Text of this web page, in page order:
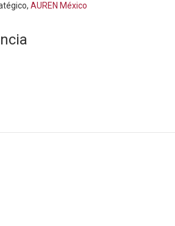
AUREN México